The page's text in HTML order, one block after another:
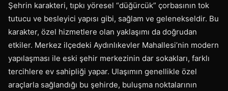
Şehrin karakteri, tıpkı yöresel “düğürcük” çorbasının tok
tutucu ve besleyici yapısı gibi, sağlam ve gelenekseldir. Bu
karakter, özel hizmetlere olan yaklaşımı da doğrudan
etkiler. Merkez ilçedeki Aydınlıkevler Mahallesi’nin modern
yapılaşması ile eski şehir merkezinin dar sokakları, farklı
tercihlere ev sahipliği yapar. Ulaşımın genellikle özel
araçlarla sağlandığı bu şehirde, buluşma noktalarının